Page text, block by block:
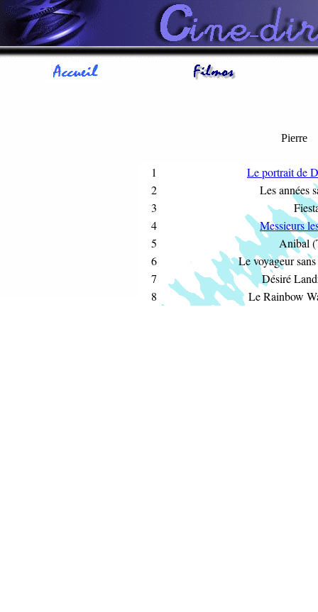
Pierre
1
Le portrait de
2
Les années
3
4
Messieurs
5
Anibal
6
Le voyageur
7
Désiré
8
Le Rainbow